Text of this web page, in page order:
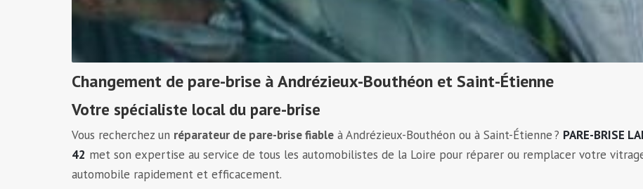
Changement de pare-brise à Andrézieux-Bouthéon et Saint-Étienne
Votre spécialiste local du pare-brise
Vous recherchez un réparateur de pare-brise fiable à Andrézieux-Bouthéon ou à Saint-Étienne ? PARE-BRISE
42 met son expertise au service de tous les automobilistes de la Loire pour réparer ou remplacer votre
automobile rapidement et efficacement.